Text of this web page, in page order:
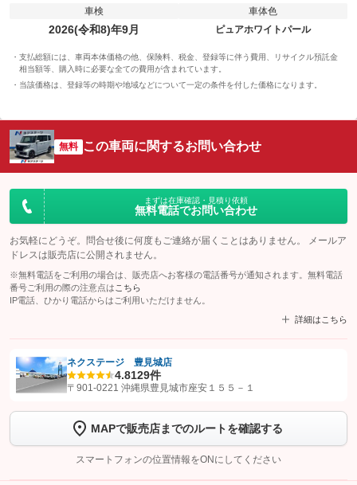
車検
2026(令和8)年9月
車体色
ピュアホワイトパール
支払総額には、車両本体価格の他、保険料、税金、登録等に伴う費用、リサイクル預託金
相当額等、購入時に必要な全ての費用が含まれています。
当該価格は、登録等の時期や地域などについて一定の条件を付した価格になります。
無料 この車両に関するお問い合わせ
まずは在庫確認・見積り依頼
無料電話でお問い合わせ
お気軽にどうぞ。問合せ後に何度もご連絡が届くことはありません。 メールア
ドレスは販売店に公開されません。
※無料電話をご利用の場合は、販売店へお客様の電話番号が通知されます。無料電話
番号ご利用の際の注意点は こちら
IP電話、ひかり電話からはご利用いただけません。
詳細はこちら
【STEP1】認証画面でグーネットを友だち追加してから「許可する」ボタンを押
トーク画面で
ボタンをタップして問い合わせを
完了してください。
こちら
ネクステージ 豊見城店
4.8129件
〒901-0221 沖縄県豊見城市座安１５５－１
MAPで販売店までのルートを確認する
スマートフォンの位置情報をONにしてください